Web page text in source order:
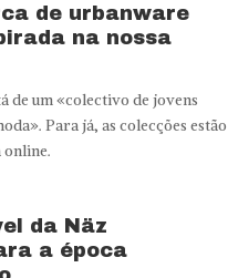
de urbanware
na nossa
de um «colectivo de jovens
Para já, as colecções estão
online.
da Näz
a época